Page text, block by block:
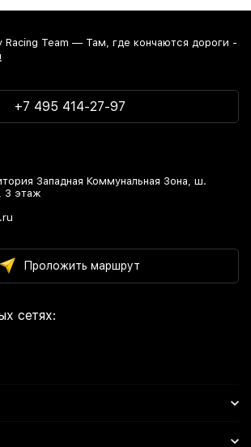
Team — Там, где кончаются дороги -
+7 495 414-27-97
Западная Коммунальная Зона, ш.
3 этаж
Проложить маршрут
сетях: